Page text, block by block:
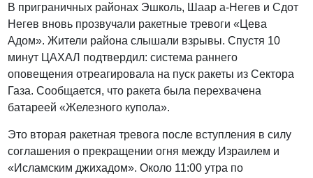
В приграничных районах Эшколь, Шаар а-Негев и Сдот
Негев вновь прозвучали ракетные тревоги «Цева
Адом». Жители района слышали взрывы. Спустя 10
минут ЦАХАЛ подтвердил: система раннего
оповещения отреагировала на пуск ракеты из Сектора
Газа. Сообщается, что ракета была перехвачена
батареей «Железного купола».
Это вторая ракетная тревога после вступления в силу
соглашения о прекращении огня между Израилем и
«Исламским джихадом». Около 11:00 утра по